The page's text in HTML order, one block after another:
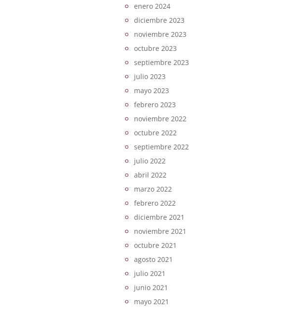
enero 2024
diciembre 2023
noviembre 2023
octubre 2023
septiembre 2023
julio 2023
mayo 2023
febrero 2023
noviembre 2022
octubre 2022
septiembre 2022
julio 2022
abril 2022
marzo 2022
febrero 2022
diciembre 2021
noviembre 2021
octubre 2021
agosto 2021
julio 2021
junio 2021
mayo 2021